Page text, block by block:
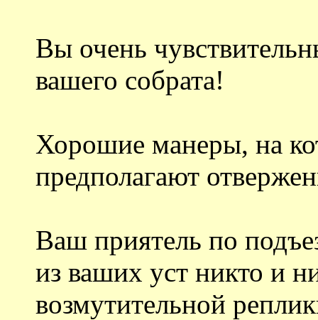
Вы очень
вашего собрата!
Хорошие манеры, на
предполагают
Ваш приятель по
из ваших уст никто и
возмутительной